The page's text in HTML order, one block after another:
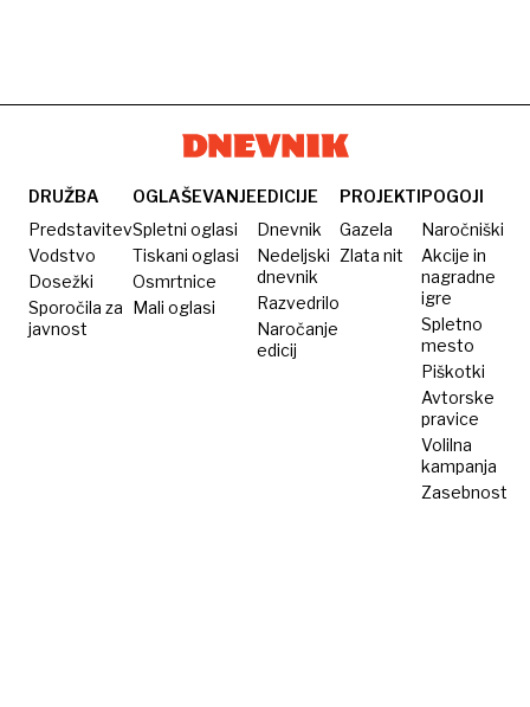
DRUŽBA
Predstavitev
Vodstvo
Dosežki
Sporočila za
javnost
OGLAŠEVANJE
Spletni oglasi
Tiskani oglasi
Osmrtnice
Mali oglasi
EDICIJE
Dnevnik
Nedeljski
dnevnik
Razvedrilo
Naročanje
edicij
PROJEKTI
Gazela
Zlata nit
POGOJI
Naročniški
Akcije in
nagradne
igre
Spletno
mesto
Piškotki
Avtorske
pravice
Volilna
kampanja
Zasebnost